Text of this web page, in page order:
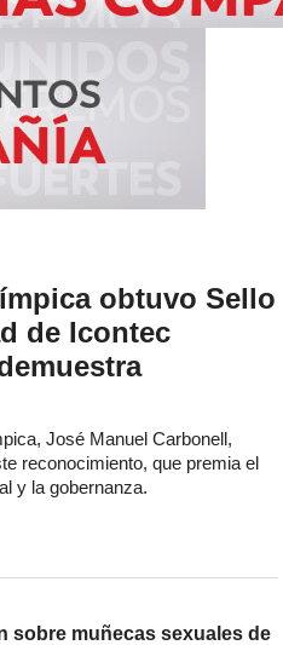
obtuvo Sello
de Icontec
José Manuel Carbonell,
reconocimiento, que premia el
y la gobernanza.
sobre muñecas sexuales de